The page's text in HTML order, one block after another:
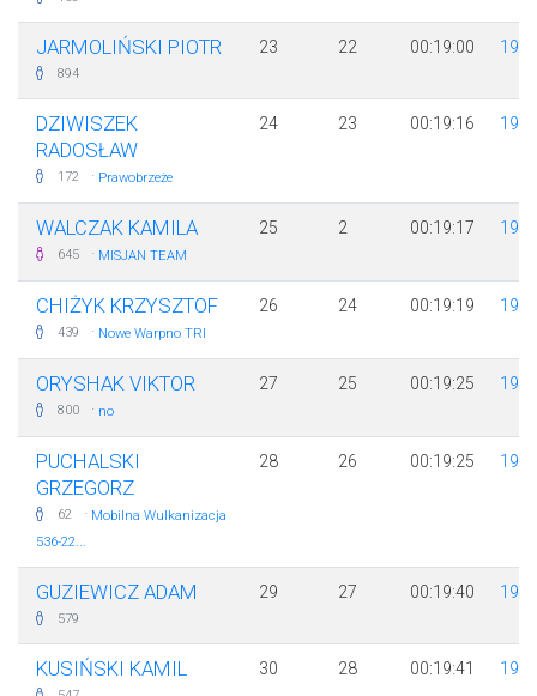
JARMOLIŃSKI PIOTR
894
23 22 00:19:00 1976
DZIWISZEK
RADOSŁAW
172 · Prawobrzeże
24 23 00:19:16 1983
WALCZAK KAMILA
645 · MISJAN TEAM
25 2 00:19:17 1989
CHIŻYK KRZYSZTOF
439 · Nowe Warpno TRI
26 24 00:19:19 1976
ORYSHAK VIKTOR
800 · no
27 25 00:19:25 1998
PUCHALSKI
GRZEGORZ
62 · Mobilna Wulkanizacja
536-22...
28 26 00:19:25 1988
GUZIEWICZ ADAM
579
29 27 00:19:40 1989
KUSIŃSKI KAMIL 30 28 00:19:41 1996